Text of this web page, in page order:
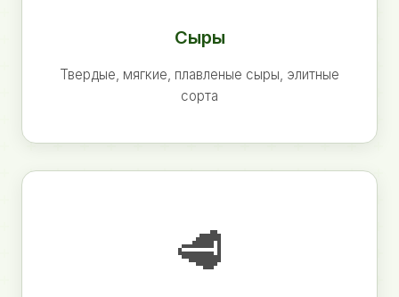
Сыры
Твердые, мягкие, плавленые сыры, элитные
сорта
🥩